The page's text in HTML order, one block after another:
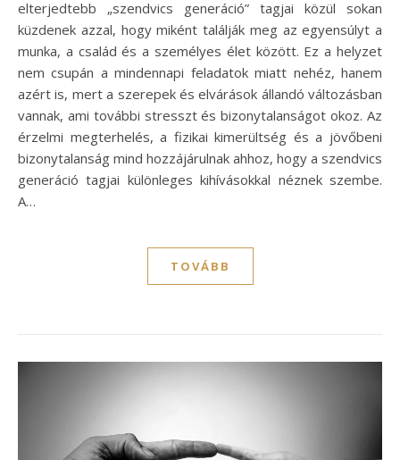
elterjedtebb „szendvics generáció” tagjai közül sokan
küzdenek azzal, hogy miként találják meg az egyensúlyt a
munka, a család és a személyes élet között. Ez a helyzet
nem csupán a mindennapi feladatok miatt nehéz, hanem
azért is, mert a szerepek és elvárások állandó változásban
vannak, ami további stresszt és bizonytalanságot okoz. Az
érzelmi megterhelés, a fizikai kimerültség és a jövőbeni
bizonytalanság mind hozzájárulnak ahhoz, hogy a szendvics
generáció tagjai különleges kihívásokkal néznek szembe.
A…
TOVÁBB